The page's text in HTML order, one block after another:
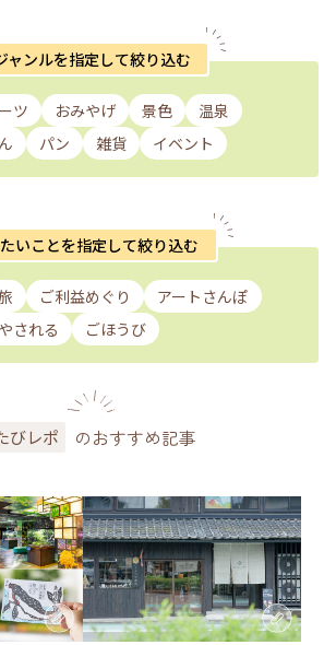
ャンルを指定して絞り込む
ツ おみやげ 景色
温泉
パン 雑貨 イベント
いことを指定して絞り込む
ご利益めぐり
アートさんぽ
される ごほうび
びレポ のおすすめ記事